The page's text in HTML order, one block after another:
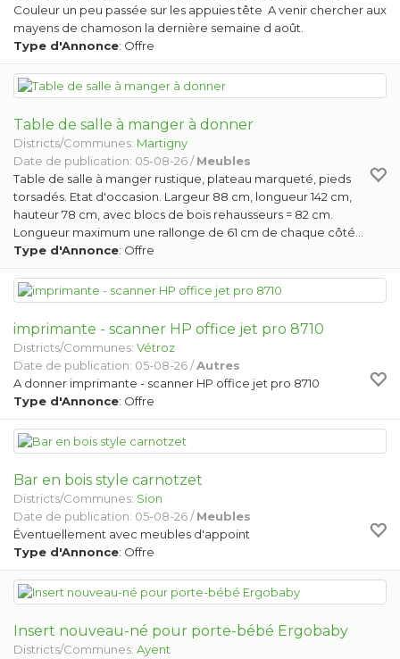
Couleur un peu passée sur les appuies tête A venir chercher aux
mayens de chamoson la dernière semaine d août.
Type d'Annonce: Offre
Table de salle à manger à donner
Districts/Communes: Martigny
Date de publication: 05-08-26 /Meubles
Table de salle à manger rustique, plateau marqueté, pieds
torsadés. Etat d'occasion. Largeur 88 cm, longueur 142 cm,
hauteur 78 cm, avec blocs de bois rehausseurs = 82 cm.
Longueur maximum une rallonge de 61 cm de chaque côté…
Type d'Annonce: Offre
imprimante - scanner HP office jet pro 8710
Districts/Communes: Vétroz
Date de publication: 05-08-26 /Autres
A donner imprimante - scanner HP office jet pro 8710
Type d'Annonce: Offre
Bar en bois style carnotzet
Districts/Communes: Sion
Date de publication: 05-08-26 /Meubles
Éventuellement avec meubles d'appoint
Type d'Annonce: Offre
Insert nouveau-né pour porte-bébé Ergobaby
Districts/Communes: Ayent